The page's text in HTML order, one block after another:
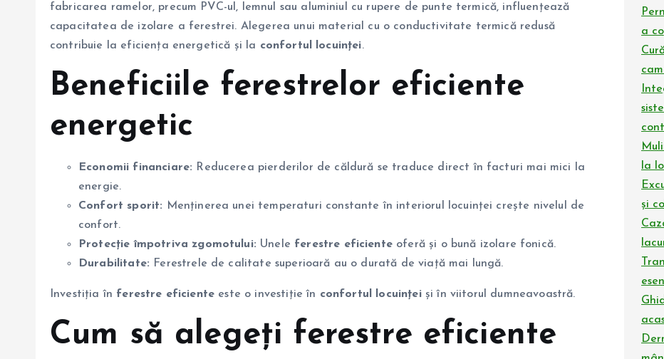
fabricarea ramelor, precum PVC-ul, lemnul sau aluminiul cu rupere de punte termică, influențează
capacitatea de izolare a ferestrei. Alegerea unui material cu o conductivitate termică redusă
contribuie la eficiența energetică și la confortul locuinței.
Beneficiile ferestrelor eficiente
energetic
Economii financiare: Reducerea pierderilor de căldură se traduce direct în facturi mai mici la
energie.
Confort sporit: Menținerea unei temperaturi constante în interiorul locuinței crește nivelul de
confort.
Protecție împotriva zgomotului: Unele ferestre eficienteoferă și o bună izolare fonică.
Durabilitate: Ferestrele de calitate superioară au o durată de viață mai lungă.
Investiția în ferestre eficiente este o investiție în confortul locuințeiși în viitorul dumneavoastră.
Cum să alegeți ferestre eficiente
a
la
și